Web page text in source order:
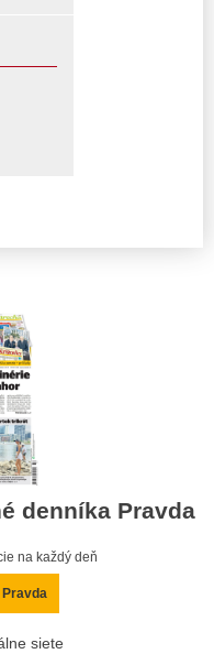
denníka Pravda
na každý deň
siete